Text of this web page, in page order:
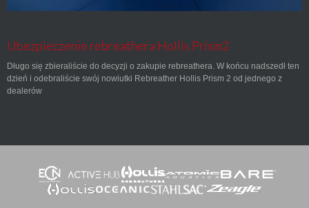
Ubezpieczenie rebreathera Hollis Prism2
Długo się zbieraliście do decyzji o zakupie rebreathera. W końcu nadszedł ten
dzień i odebraliście swój nowiutki Rebreather Hollis Prism 2 od jednego z
dealerów